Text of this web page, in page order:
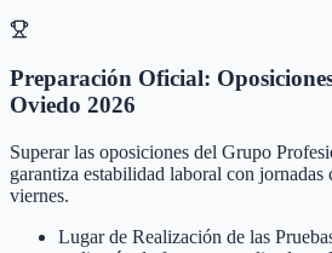
Preparación Oficial:
Oviedo 2026
Superar las oposiciones del Grupo
garantiza estabilidad laboral con jornadas
viernes.
Lugar de Realización de las